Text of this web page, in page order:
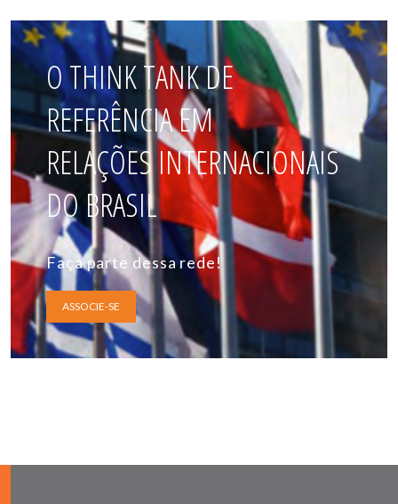
O THINK TANK DE
REFERÊNCIA EM
RELAÇÕES INTERNACIONAIS
DO BRASIL
Faça parte dessa rede!
ASSOCIE-SE